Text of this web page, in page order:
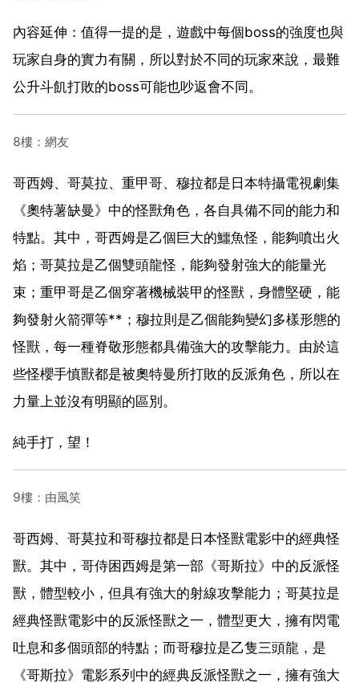
內容延伸：值得一提的是，遊戲中每個boss的強度也與
玩家自身的實力有關，所以對於不同的玩家來說，最難
公升斗飢打敗的boss可能也吵返會不同。
8樓：網友
哥西姆、哥莫拉、重甲哥、穆拉都是日本特攝電視劇集
《奧特薯缺曼》中的怪獸角色，各自具備不同的能力和
特點。其中，哥西姆是乙個巨大的鱷魚怪，能夠噴出火
焰；哥莫拉是乙個雙頭龍怪，能夠發射強大的能量光
束；重甲哥是乙個穿著機械裝甲的怪獸，身體堅硬，能
夠發射火箭彈等**；穆拉則是乙個能夠變幻多樣形態的
怪獸，每一種脊敬形態都具備強大的攻擊能力。由於這
些怪櫻手慎獸都是被奧特曼所打敗的反派角色，所以在
力量上並沒有明顯的區別。
純手打，望！
9樓：由風笑
哥西姆、哥莫拉和哥穆拉都是日本怪獸電影中的經典怪
獸。其中，哥侍困西姆是第一部《哥斯拉》中的反派怪
獸，體型較小，但具有強大的射線攻擊能力；哥莫拉是
經典怪獸電影中的反派怪獸之一，體型更大，擁有閃電
吐息和多個頭部的特點；而哥穆拉是乙隻三頭龍，是
《哥斯拉》電影系列中的經典反派怪獸之一，擁有強大